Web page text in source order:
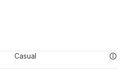
Casual